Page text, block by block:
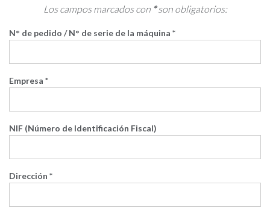
Los campos marcados con *son obligatorios:
N° de pedido / N° de serie de la máquina *
Empresa *
NIF (Número de Identificación Fiscal)
Dirección *